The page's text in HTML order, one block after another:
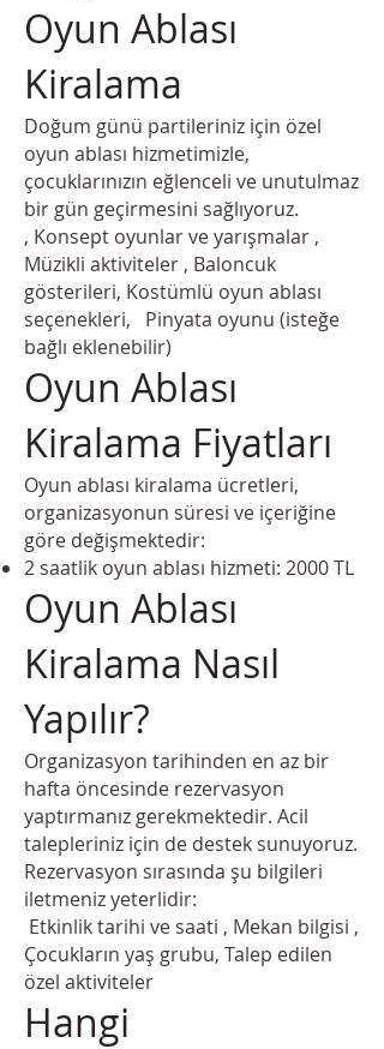
Oyun Ablası
Kiralama
Doğum günü partileriniz için özel
oyun ablası hizmetimizle,
çocuklarınızın eğlenceli ve unutulmaz
bir gün geçirmesini sağlıyoruz.
, Konsept oyunlar ve yarışmalar ,
Müzikli aktiviteler , Baloncuk
gösterileri, Kostümlü oyun ablası
seçenekleri, Pinyata oyunu (isteğe
bağlı eklenebilir)
Oyun Ablası
Kiralama Fiyatları
Oyun ablası kiralama ücretleri,
organizasyonun süresi ve içeriğine
göre değişmektedir:​
2 saatlik oyun ablası hizmeti: 2000 TL
Oyun Ablası
Kiralama Nasıl
Yapılır?
Organizasyon tarihinden en az bir
hafta öncesinde rezervasyon
yaptırmanız gerekmektedir. Acil
talepleriniz için de destek sunuyoruz.
Rezervasyon sırasında şu bilgileri
iletmeniz yeterlidir:
Etkinlik tarihi ve saati , Mekan bilgisi ,
Çocukların yaş grubu, Talep edilen
özel aktiviteler
Hangi